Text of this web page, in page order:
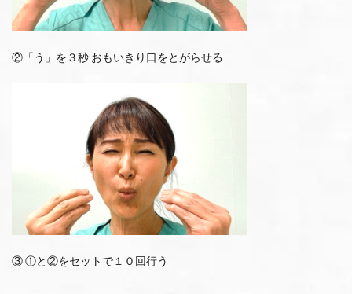
②「う」を３秒 おもいきり⼝をとがらせる
③ ①と②をセットで１０回⾏う